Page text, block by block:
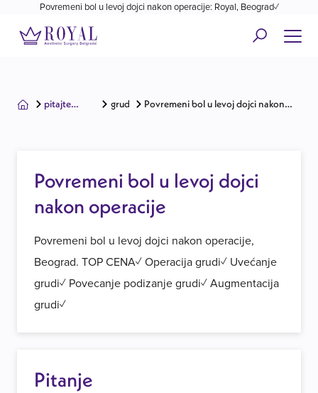
Povremeni bol u levoj dojci nakon operacije: Royal, Beograd✓
pitajte
grudi
Povremeni bol u levoj dojci nakon
Povremeni bol u levoj dojci
nakon operacije
Povremeni bol u levoj dojci nakon operacije,
Beograd. TOP CENA✓ Operacija grudi✓ Uvećanje
grudi✓ Povecanje podizanje grudi✓ Augmentacija
grudi✓
Pitanje